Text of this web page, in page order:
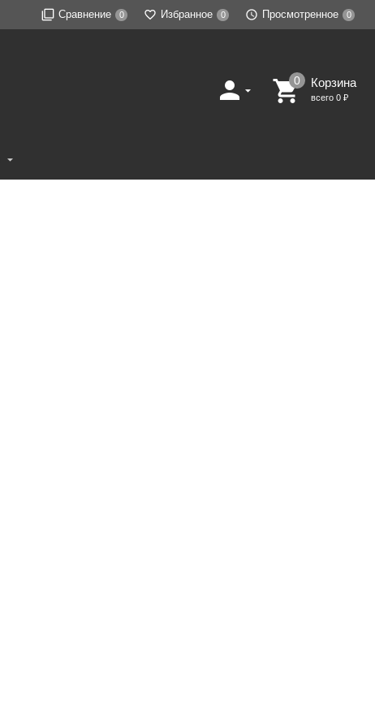
Сравнение 0 Избранное 0 Просмотренное 0
Корзина
всего 0 ₽